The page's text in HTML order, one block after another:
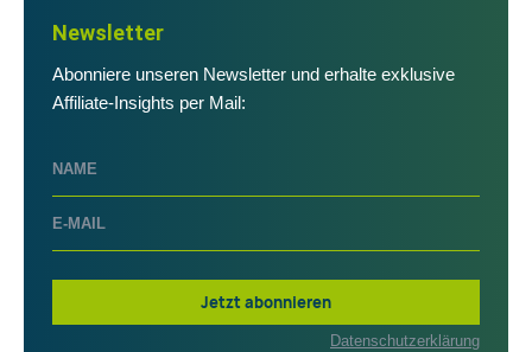
Newsletter
Abonniere unseren Newsletter und erhalte exklusive
Affiliate-Insights per Mail:
Jetzt abonnieren
Datenschutzerklärung